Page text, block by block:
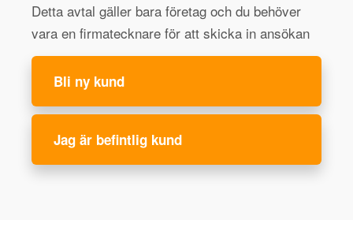
Detta avtal gäller bara företag och du behöver
vara en firmatecknare för att skicka in ansökan
Bli ny kund
Jag är befintlig kund